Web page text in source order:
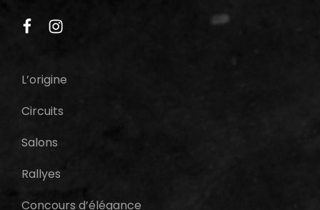
facebook
instagram
L’origine
Circuits
Salons
Rallyes
Concours d’élégance